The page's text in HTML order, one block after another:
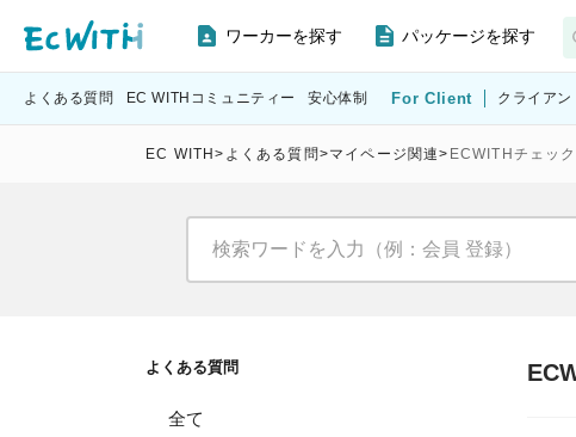
ワーカーを探す パッケージを探す
よくある質問 EC WITHコミュニティー 安心体制 For Client クライア
EC WITH> よくある質問>マイページ関連> ECWITHチェック
よくある質問
全て